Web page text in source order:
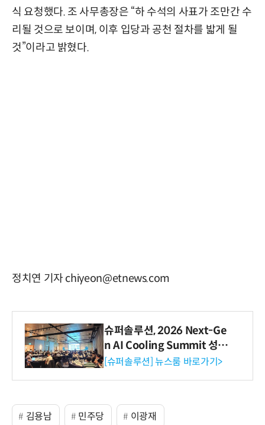
식 요청했다. 조 사무총장은 “하 수석의 사표가 조만간 수
리될 것으로 보이며, 이후 입당과 공천 절차를 밟게 될
것”이라고 밝혔다.
정치연 기자 chiyeon@etnews.com
슈퍼솔루션, 2026 Next-Ge
n AI Cooling Summit 성황
리 성료
[슈퍼솔루션] 뉴스룸 바로가기>
김용남 민주당 이광재